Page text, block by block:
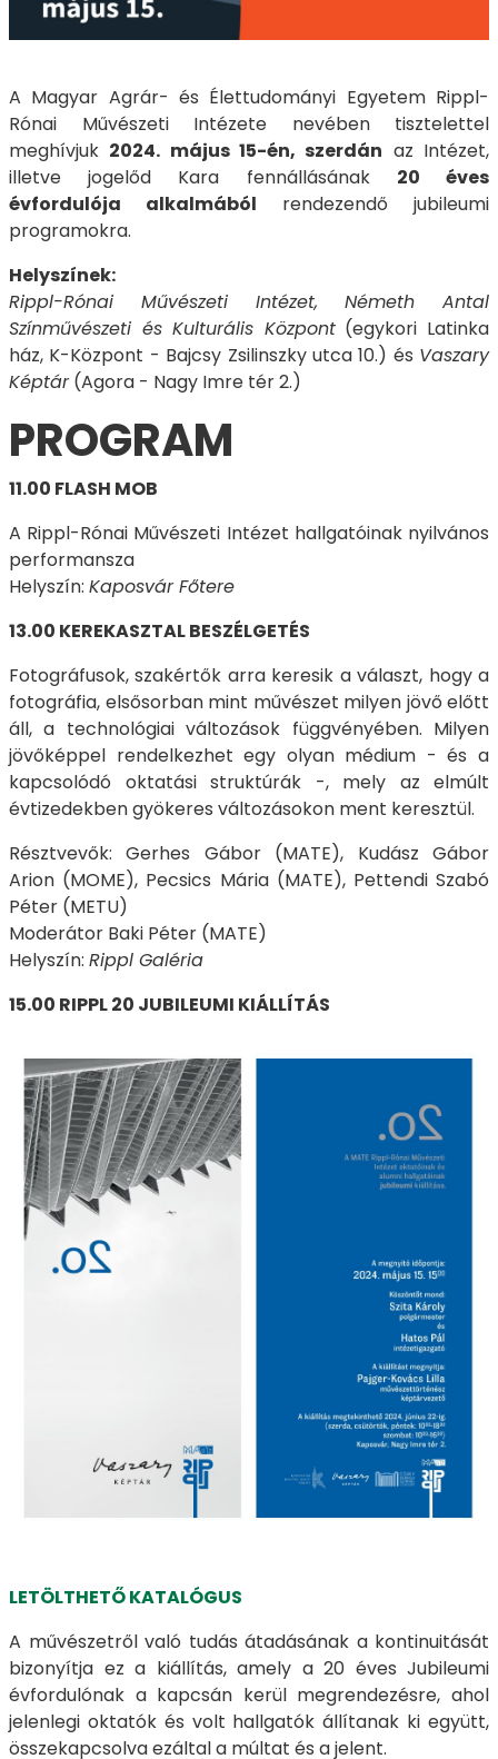
A Magyar Agrár- és Élettudományi Egyetem Rippl-
Rónai Művészeti Intézete nevében tisztelettel
meghívjuk 2024. május 15-én, szerdán az Intézet,
illetve jogelőd Kara fennállásának 20 éves
évfordulója alkalmából rendezendő jubileumi
programokra.
Helyszínek:
Rippl-Rónai Művészeti Intézet, Németh Antal
Színművészeti és Kulturális Központ(egykori Latinka
ház, K-Központ - Bajcsy Zsilinszky utca 10.) és Vaszary
Képtár(Agora - Nagy Imre tér 2.)
PROGRAM
11.00 FLASH MOB
A Rippl-Rónai Művészeti Intézet hallgatóinak nyilvános
performansza
Helyszín: Kaposvár Főtere
13.00 KEREKASZTAL BESZÉLGETÉS
Fotográfusok, szakértők arra keresik a választ, hogy a
fotográfia, elsősorban mint művészet milyen jövő előtt
áll, a technológiai változások függvényében. Milyen
jövőképpel rendelkezhet egy olyan médium - és a
kapcsolódó oktatási struktúrák -, mely az elmúlt
évtizedekben gyökeres változásokon ment keresztül.
Résztvevők: Gerhes Gábor (MATE), Kudász Gábor
Arion (MOME), Pecsics Mária (MATE), Pettendi Szabó
Péter (METU)
Moderátor Baki Péter (MATE)
Helyszín: Rippl Galéria
15.00 RIPPL 20 JUBILEUMI KIÁLLÍTÁS
LETÖLTHETŐ KATALÓGUS
A művészetről való tudás átadásának a kontinuitását
bizonyítja ez a kiállítás, amely a 20 éves Jubileumi
évfordulónak a kapcsán kerül megrendezésre, ahol
jelenlegi oktatók és volt hallgatók állítanak ki együtt,
összekapcsolva ezáltal a múltat és a jelent.